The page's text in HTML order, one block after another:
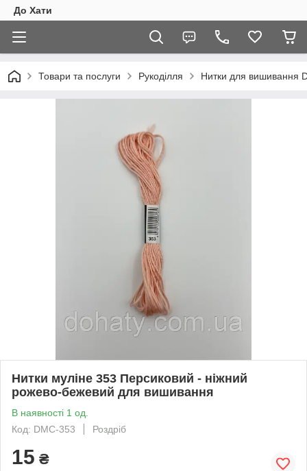
До Хати
Товари та послуги Рукоділля Нитки для вишивання
Нитки муліне 353 Персиковий - ніжний
рожево-бежевий для вишивання
В наявності 1 од.
Код: DMC-353
Роздріб
15 ₴